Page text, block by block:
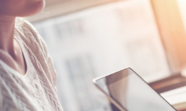
ト
ピ
ライフスタイル
アイテム